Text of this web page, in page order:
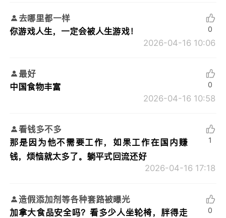
去哪里都一样
你游戏人生，一定会被人生游戏！
2026-04-16 10:06
0
最好
中国食物丰富
2026-04-16 10:58
0
看钱多不多
那是因为他不需要工作，如果工作在国内赚
钱，烦恼就太多了。躺平式回流还好
2026-04-16 17:18
1
造假添加剂等各种套路被曝光
加拿大食品安全吗？看多少人坐轮椅，胖得走
0